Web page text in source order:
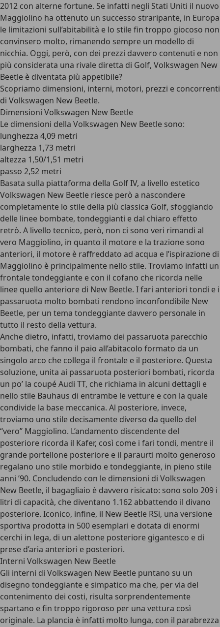
2012 con alterne fortune. Se infatti negli Stati Uniti il nuovo
Maggiolino ha ottenuto un successo straripante, in Europa
le limitazioni sull’abitabilità e lo stile fin troppo giocoso non
convinsero molto, rimanendo sempre un modello di
nicchia. Oggi, però, con dei prezzi davvero contenuti e non
più considerata una rivale diretta di Golf, Volkswagen New
Beetle è diventata più appetibile?
Scopriamo dimensioni, interni, motori, prezzi e concorrenti
di Volkswagen New Beetle.
Dimensioni Volkswagen New Beetle
Le dimensioni della Volkswagen New Beetle sono:
lunghezza 4,09 metri
larghezza 1,73 metri
altezza 1,50/1,51 metri
passo 2,52 metri
Basata sulla piattaforma della Golf IV, a livello estetico
Volkswagen New Beetle riesce però a nascondere
completamente lo stile della più classica Golf, sfoggiando
delle linee bombate, tondeggianti e dal chiaro effetto
retrò. A livello tecnico, però, non ci sono veri rimandi al
vero Maggiolino, in quanto il motore e la trazione sono
anteriori, il motore è raffreddato ad acqua e l’ispirazione di
Maggiolino è principalmente nello stile. Troviamo infatti un
frontale tondeggiante e con il cofano che ricorda nelle
linee quello anteriore di New Beetle. I fari anteriori tondi e i
passaruota molto bombati rendono inconfondibile New
Beetle, per un tema tondeggiante davvero personale in
tutto il resto della vettura.
Anche dietro, infatti, troviamo dei passaruota parecchio
bombati, che fanno il paio all’abitacolo formato da un
singolo arco che collega il frontale e il posteriore. Questa
soluzione, unita ai passaruota posteriori bombati, ricorda
un po’ la coupé Audi TT, che richiama in alcuni dettagli e
nello stile Bauhaus di entrambe le vetture e con la quale
condivide la base meccanica. Al posteriore, invece,
troviamo uno stile decisamente diverso da quello del
“vero” Maggiolino. L’andamento discendente del
posteriore ricorda il Kafer, così come i fari tondi, mentre il
grande portellone posteriore e il paraurti molto generoso
regalano uno stile morbido e tondeggiante, in pieno stile
anni ’90. Concludendo con le dimensioni di Volkswagen
New Beetle, il bagagliaio è davvero risicato: sono solo 209 i
litri di capacità, che diventano 1.162 abbattendo il divano
posteriore. Iconico, infine, il New Beetle RSi, una versione
sportiva prodotta in 500 esemplari e dotata di enormi
cerchi in lega, di un alettone posteriore gigantesco e di
prese d’aria anteriori e posteriori.
Interni Volkswagen New Beetle
Gli interni di Volkswagen New Beetle puntano su un
disegno tondeggiante e simpatico ma che, per via del
contenimento dei costi, risulta sorprendentemente
spartano e fin troppo rigoroso per una vettura così
originale. La plancia è infatti molto lunga, con il parabrezza